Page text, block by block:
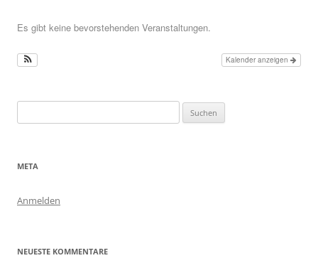
Es gibt keine bevorstehenden Veranstaltungen.
Kalender anzeigen
nach:
META
Anmelden
NEUESTE KOMMENTARE